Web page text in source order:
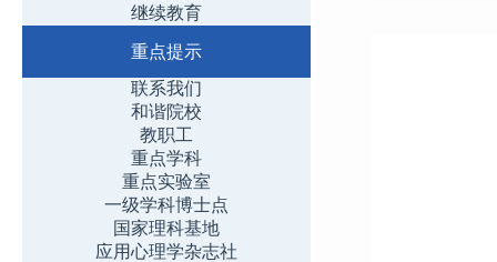
继续教育
重点提示
联系我们
和谐院校
教职工
重点学科
重点实验室
一级学科博士点
国家理科基地
应用心理学杂志社